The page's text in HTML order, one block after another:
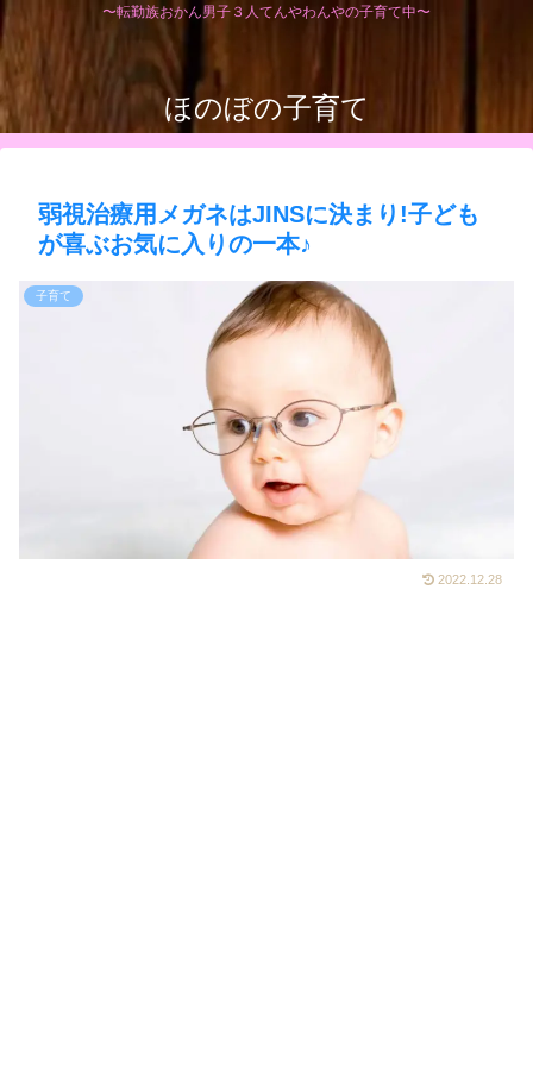
〜転勤族おかん男子３人てんやわんやの子育て中〜
ほのぼの子育て
弱視治療用メガネはJINSに決まり!子ども
が喜ぶお気に入りの一本♪
子育て
2022.12.28